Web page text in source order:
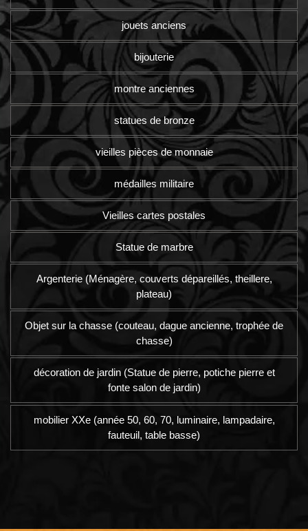
jouets anciens
bijouterie
montre anciennes
statues de bronze
vieilles pièces de monnaie
médailles militaire
Vieilles cartes postales
Statue de marbre
Argenterie (Ménagère, couverts dépareillés, theillere,
plateau)
Objet sur la chasse (couteau, dague ancienne, trophée de
chasse)
décoration de jardin (Statue de pierre, potiche pierre et
fonte salon de jardin)
mobilier XXe (année 50, 60, 70, luminaire, lampadaire,
fauteuil, table basse)